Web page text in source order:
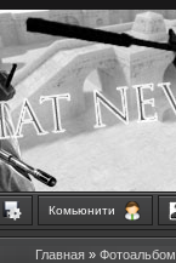
Комьюнити
Главная » Фотоальбом